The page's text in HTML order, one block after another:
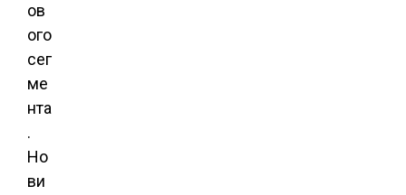
ов
ого
сег
ме
нта
.
Но
ви